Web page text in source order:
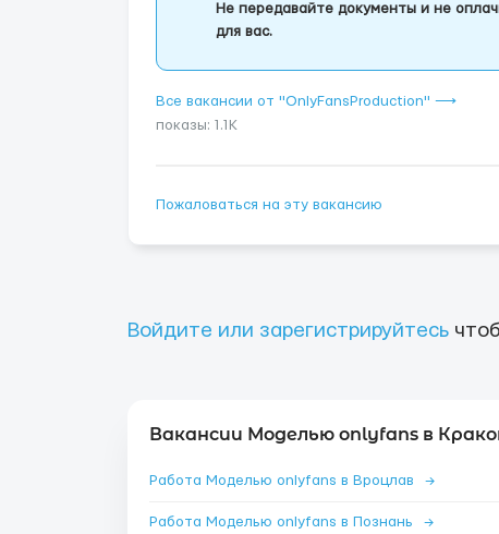
Не передавайте документы и не
для вас.
Все вакансии от "OnlyFansProduction" ⟶
показы: 1.1K
Пожаловаться на эту вакансию
Войдите или зарегистрируйтесь
Вакансии Моделью onlyfans в
Работа Моделью onlyfans в Вроцлав →
Работа Моделью onlyfans в Познань →